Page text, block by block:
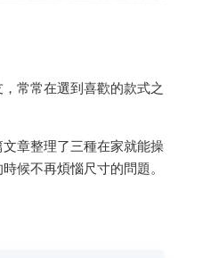
常常在選到喜歡的款式之
章整理了三種在家就能操
候不再煩惱尺寸的問題。